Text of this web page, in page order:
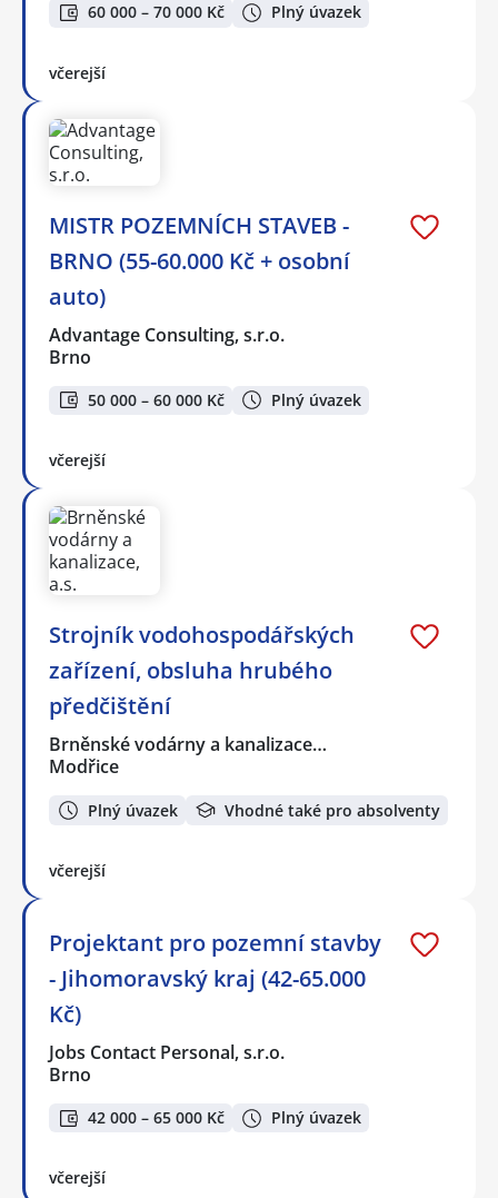
60 000 – 70 000 Kč Plný úvazek
včerejší
MISTR POZEMNÍCH STAVEB -
BRNO (55-60.000 Kč + osobní
auto)
Advantage Consulting, s.r.o.
Brno
50 000 – 60 000 Kč Plný úvazek
včerejší
Strojník vodohospodářských
zařízení, obsluha hrubého
předčištění
Brněnské vodárny a kanalizace…
Modřice
Plný úvazek Vhodné také pro absolventy
včerejší
Projektant pro pozemní stavby
- Jihomoravský kraj (42-65.000
Kč)
Jobs Contact Personal, s.r.o.
Brno
42 000 – 65 000 Kč Plný úvazek
včerejší